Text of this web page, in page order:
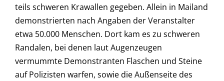
teils schweren Krawallen gegeben. Allein in Mailand
demonstrierten nach Angaben der Veranstalter
etwa 50.000 Menschen. Dort kam es zu schweren
Randalen, bei denen laut Augenzeugen
vermummte Demonstranten Flaschen und Steine
auf Polizisten warfen, sowie die Außenseite des